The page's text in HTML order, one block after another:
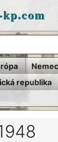
republika